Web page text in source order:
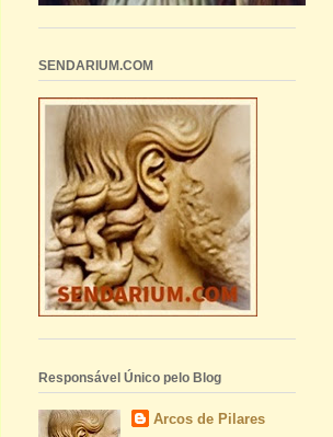
SENDARIUM.COM
Responsável Único pelo Blog
Arcos de Pilares